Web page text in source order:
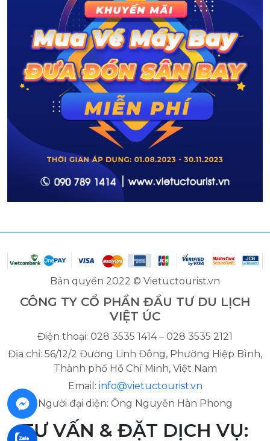
Bản quyền 2022 © Vietuctourist.vn
CÔNG TY CỔ PHẦN ĐẦU TƯ DU LỊCH
VIỆT ÚC
Điện thoại: 028 3535 1414 – 028 3535 2121
Địa chỉ: 56/12/2 Đường Linh Đông, Phường Hiệp Bình,
Thành phố Hồ Chí Minh, Việt Nam
Email: info@vietuctourist.vn
Người đại diện: Ông Nguyễn Hàn Phong
TƯ VẤN & ĐẶT DỊCH VỤ: